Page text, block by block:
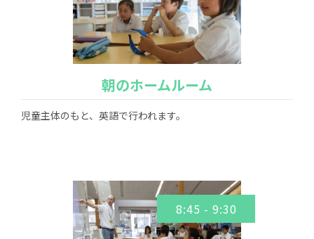
朝のホームルーム
児童主体のもと、英語で行われます。
8:45 - 9:30